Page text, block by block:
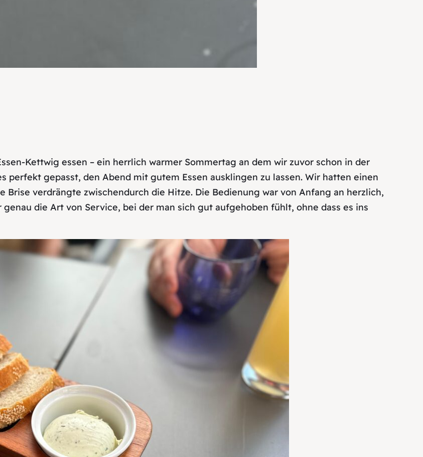
Kettwig essen – ein herrlich warmer Sommertag an dem wir zuvor schon in der
perfekt gepasst, den Abend mit gutem Essen ausklingen zu lassen. Wir hatten einen
Brise verdrängte zwischendurch die Hitze. Die Bedienung war von Anfang an herzlich,
die Art von Service, bei der man sich gut aufgehoben fühlt, ohne dass es ins